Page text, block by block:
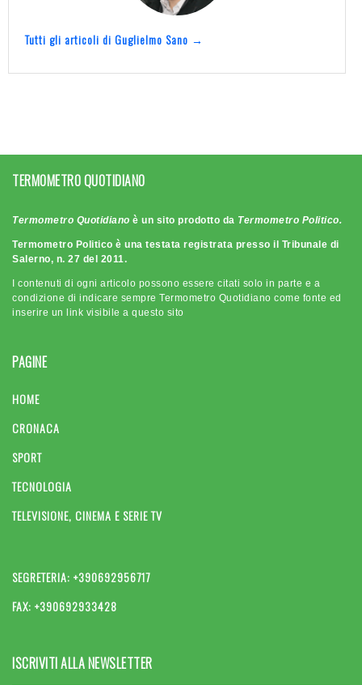
Tutti gli articoli di Guglielmo Sano →
TERMOMETRO QUOTIDIANO
Termometro Quotidiano è un sito prodotto da Termometro Politico.
Termometro Politico è una testata registrata presso il Tribunale di
Salerno, n. 27 del 2011.
I contenuti di ogni articolo possono essere citati solo in parte e a
condizione di indicare sempre Termometro Quotidiano come fonte ed
inserire un link visibile a questo sito
PAGINE
HOME
CRONACA
SPORT
TECNOLOGIA
TELEVISIONE, CINEMA E SERIE TV
SEGRETERIA: +390692956717
FAX: +390692933428
ISCRIVITI ALLA NEWSLETTER